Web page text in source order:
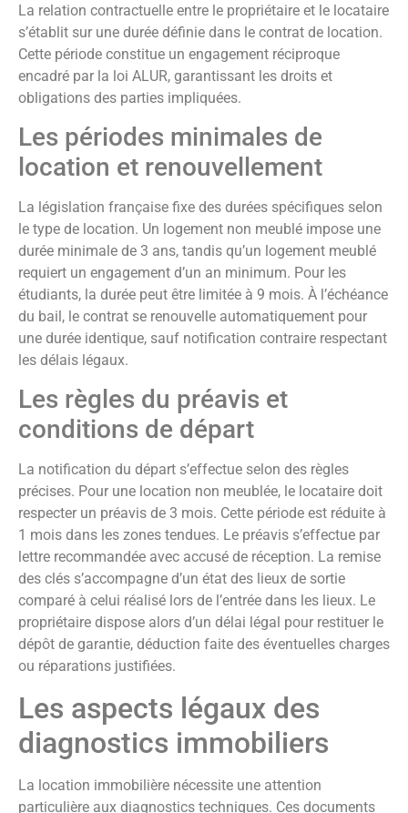
La relation contractuelle entre le propriétaire et le locataire
s’établit sur une durée définie dans le contrat de location.
Cette période constitue un engagement réciproque
encadré par la loi ALUR, garantissant les droits et
obligations des parties impliquées.
Les périodes minimales de
location et renouvellement
La législation française fixe des durées spécifiques selon
le type de location. Un logement non meublé impose une
durée minimale de 3 ans, tandis qu’un logement meublé
requiert un engagement d’un an minimum. Pour les
étudiants, la durée peut être limitée à 9 mois. À l’échéance
du bail, le contrat se renouvelle automatiquement pour
une durée identique, sauf notification contraire respectant
les délais légaux.
Les règles du préavis et
conditions de départ
La notification du départ s’effectue selon des règles
précises. Pour une location non meublée, le locataire doit
respecter un préavis de 3 mois. Cette période est réduite à
1 mois dans les zones tendues. Le préavis s’effectue par
lettre recommandée avec accusé de réception. La remise
des clés s’accompagne d’un état des lieux de sortie
comparé à celui réalisé lors de l’entrée dans les lieux. Le
propriétaire dispose alors d’un délai légal pour restituer le
dépôt de garantie, déduction faite des éventuelles charges
ou réparations justifiées.
Les aspects légaux des
diagnostics immobiliers
La location immobilière nécessite une attention
particulière aux diagnostics techniques. Ces documents